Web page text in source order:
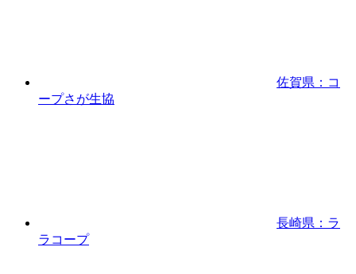
佐賀県：コ
ープさが生協
長崎県：ラ
ラコープ